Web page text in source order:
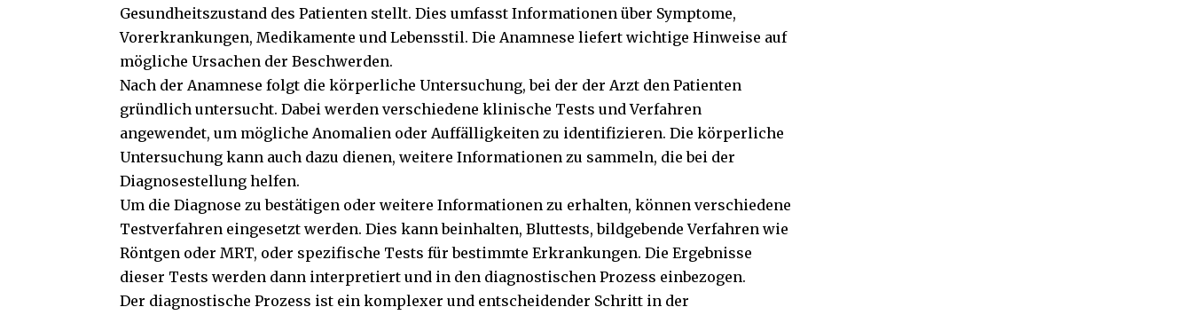
Gesundheitszustand des Patienten stellt. Dies umfasst Informationen über Symptome,
Vorerkrankungen, Medikamente und Lebensstil. Die Anamnese liefert wichtige Hinweise auf
mögliche Ursachen der Beschwerden.
Nach der Anamnese folgt die körperliche Untersuchung, bei der der Arzt den Patienten
gründlich untersucht. Dabei werden verschiedene klinische Tests und Verfahren
angewendet, um mögliche Anomalien oder Auffälligkeiten zu identifizieren. Die körperliche
Untersuchung kann auch dazu dienen, weitere Informationen zu sammeln, die bei der
Diagnosestellung helfen.
Um die Diagnose zu bestätigen oder weitere Informationen zu erhalten, können verschiedene
Testverfahren eingesetzt werden. Dies kann beinhalten, Bluttests, bildgebende Verfahren wie
Röntgen oder MRT, oder spezifische Tests für bestimmte Erkrankungen. Die Ergebnisse
dieser Tests werden dann interpretiert und in den diagnostischen Prozess einbezogen.
Der diagnostische Prozess ist ein komplexer und entscheidender Schritt in der